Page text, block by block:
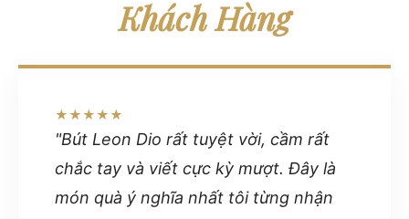
Khách Hàng
★★★★★
"Bút Leon Dio rất tuyệt vời, cầm rất
chắc tay và viết cực kỳ mượt. Đây là
món quà ý nghĩa nhất tôi từng nhận